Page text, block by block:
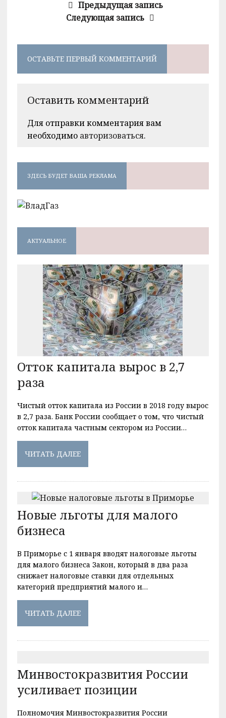
Предыдущая запись
Следующая запись
ОСТАВЬТЕ ПЕРВЫЙ КОММЕНТАРИЙ
Оставить комментарий
Для отправки комментария вам
необходимо авторизоваться.
ЗДЕСЬ БУДЕТ ВАША РЕКЛАМА
АКТУАЛЬНОЕ
Отток капитала вырос в 2,7
раза
Чистый отток капитала из России в 2018 году вырос
в 2,7 раза. Банк России сообщает о том, что чистый
отток капитала частным сектором из России…
ЧИТАТЬ ДАЛЕЕ
Новые льготы для малого
бизнеса
В Приморье с 1 января вводят налоговые льготы
для малого бизнеса Закон, который в два раза
снижает налоговые ставки для отдельных
категорий предприятий малого и…
ЧИТАТЬ ДАЛЕЕ
Минвостокразвития России
усиливает позиции
Полномочия Минвостокразвития России